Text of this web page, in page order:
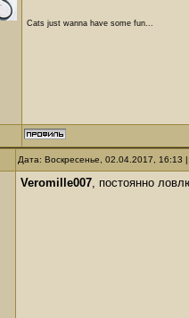
Cats just wanna have some fun...
Дата: Воскресенье, 02.04.2017,
Veromille007, постоянно